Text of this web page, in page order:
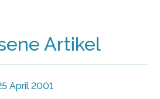
Artikel
April 2001